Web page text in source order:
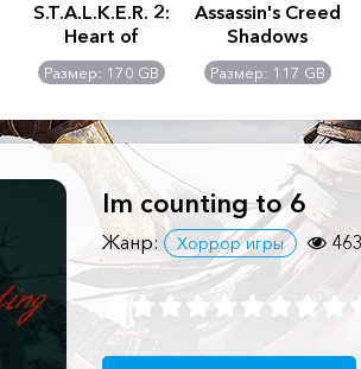
S.T.A.L.K.E.R. 2:
Heart of
Chernobyl -
Ultimate Edition
Размер: 170 GB
Assassin's Creed
Shadows
Размер: 117 GB
Im counting to 6
Жанр: Хоррор игры 463